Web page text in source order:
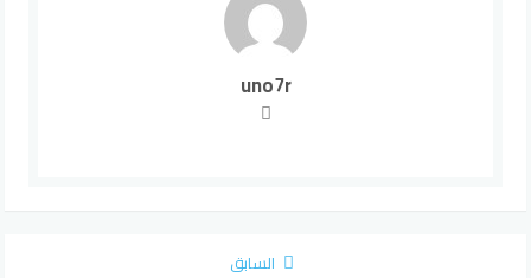
uno7r
السابق